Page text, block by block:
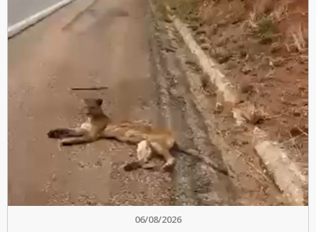
06/08/2026